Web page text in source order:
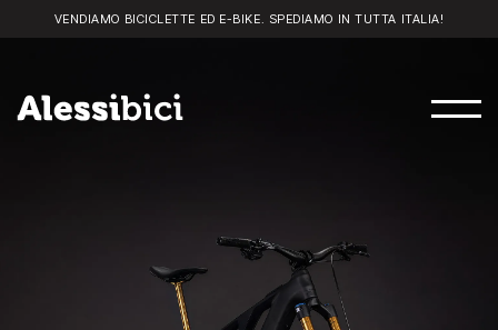
VENDIAMO BICICLETTE ED E-BIKE. SPEDIAMO IN TUTTA ITALIA!